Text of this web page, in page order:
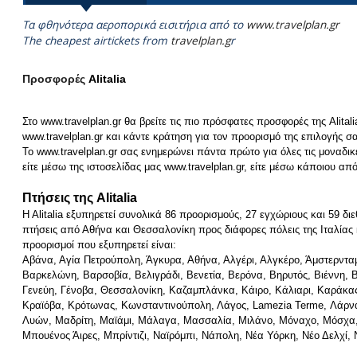
Τα φθηνότερα αεροπορικά εισιτήρια από το www.travelplan.gr
The cheapest airtickets from travelplan.gr
Προσφορές Alitalia
Στο www.travelplan.gr θα βρείτε τις πιο πρόσφατες προσφορές της
www.travelplan.gr και κάντε κράτηση για τον προορισμό της επιλογής
Το www.travelplan.gr σας ενημερώνει πάντα πρώτο για όλες τις
είτε μέσω της ιστοσελίδας μας www.travelplan.gr, είτε μέσω κάποιου
Πτήσεις της Alitalia
H Alitalia εξυπηρετεί συνολικά 86 προορισμούς, 27 εγχώριους και 59
πτήσεις από Αθήνα και Θεσσαλονίκη προς διάφορες πόλεις της Ιταλίας
προορισμοί που εξυπηρετεί είναι:
Αβάνα, Αγία Πετρούπολη, Άγκυρα, Αθήνα, Αλγέρι, Αλγκέρο,
Βαρκελώνη, Βαρσοβία, Βελιγράδι, Βενετία, Βερόνα, Βηρυτός,
Γενεύη, Γένοβα, Θεσσαλονίκη, Καζαμπλάνκα, Κάιρο, Κάλιαρι,
Κραϊόβα, Κρότωνας, Κωνσταντινούπολη, Λάγος, Lamezia Terme,
Λυών, Μαδρίτη, Μαϊάμι, Μάλαγα, Μασσαλία, Μιλάνο, Μόναχο,
Μπουένος Άιρες, Μπρίντιζι, Ναϊρόμπι, Νάπολη, Νέα Υόρκη, Νέο